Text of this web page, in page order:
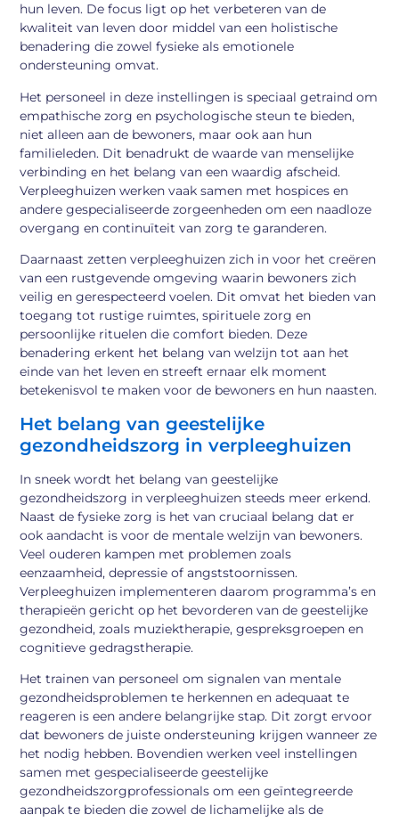
hun leven. De focus ligt op het verbeteren van de
kwaliteit van leven door middel van een holistische
benadering die zowel fysieke als emotionele
ondersteuning omvat.
Het personeel in deze instellingen is speciaal getraind om
empathische zorg en psychologische steun te bieden,
niet alleen aan de bewoners, maar ook aan hun
familieleden. Dit benadrukt de waarde van menselijke
verbinding en het belang van een waardig afscheid.
Verpleeghuizen werken vaak samen met hospices en
andere gespecialiseerde zorgeenheden om een naadloze
overgang en continuïteit van zorg te garanderen.
Daarnaast zetten verpleeghuizen zich in voor het creëren
van een rustgevende omgeving waarin bewoners zich
veilig en gerespecteerd voelen. Dit omvat het bieden van
toegang tot rustige ruimtes, spirituele zorg en
persoonlijke rituelen die comfort bieden. Deze
benadering erkent het belang van welzijn tot aan het
einde van het leven en streeft ernaar elk moment
betekenisvol te maken voor de bewoners en hun naasten.
Het belang van geestelijke
gezondheidszorg in verpleeghuizen
In sneek wordt het belang van geestelijke
gezondheidszorg in verpleeghuizen steeds meer erkend.
Naast de fysieke zorg is het van cruciaal belang dat er
ook aandacht is voor de mentale welzijn van bewoners.
Veel ouderen kampen met problemen zoals
eenzaamheid, depressie of angststoornissen.
Verpleeghuizen implementeren daarom programma’s en
therapieën gericht op het bevorderen van de geestelijke
gezondheid, zoals muziektherapie, gespreksgroepen en
cognitieve gedragstherapie.
Het trainen van personeel om signalen van mentale
gezondheidsproblemen te herkennen en adequaat te
reageren is een andere belangrijke stap. Dit zorgt ervoor
dat bewoners de juiste ondersteuning krijgen wanneer ze
het nodig hebben. Bovendien werken veel instellingen
samen met gespecialiseerde geestelijke
gezondheidszorgprofessionals om een geïntegreerde
aanpak te bieden die zowel de lichamelijke als de